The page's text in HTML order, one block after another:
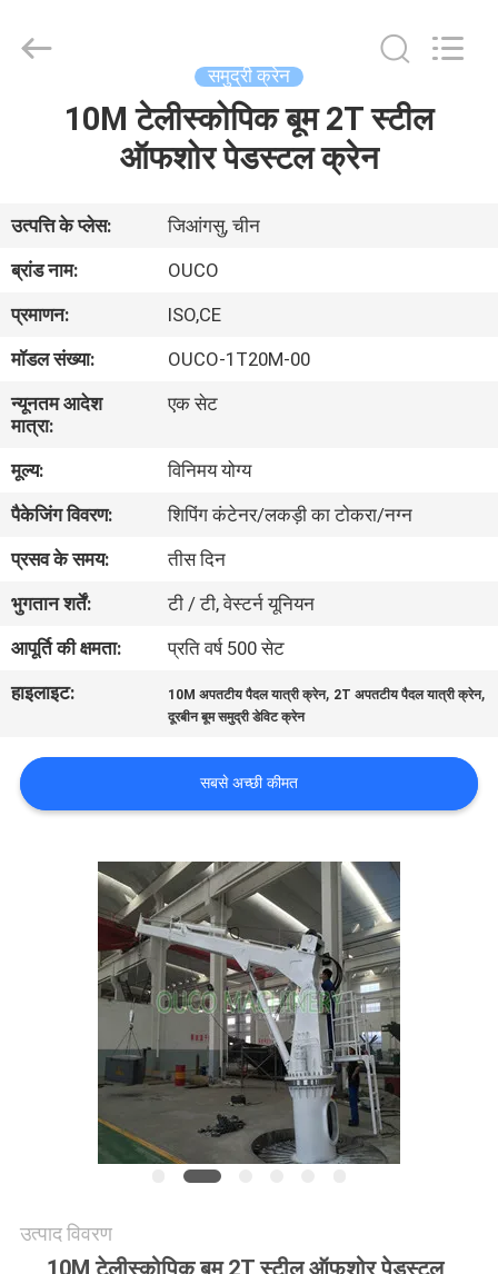
वीडियो
वी.आर.
शो
हमारे
बारे
में
कारखाने
का
नियंत्रण
CONTACT
नीति
GROUP
समुद्री क्रेन
10M टेलीस्कोपिक बूम 2T स्टील
ऑफशोर पेडस्टल क्रेन
उत्पत्ति के प्लेस:
जिआंगसु, चीन
ब्रांड नाम:
OUCO
प्रमाणन:
ISO,CE
मॉडल संख्या:
OUCO-1T20M-00
न्यूनतम आदेश
मात्रा:
एक सेट
मूल्य:
विनिमय योग्य
पैकेजिंग विवरण:
शिपिंग कंटेनर/लकड़ी का टोकरा/नग्न
प्रसव के समय:
तीस दिन
भुगतान शर्तें:
टी / टी, वेस्टर्न यूनियन
आपूर्ति की क्षमता:
प्रति वर्ष 500 सेट
हाइलाइट:
10M अपतटीय पैदल यात्री क्रेन, 2T अपतटीय पैदल यात्री क्रेन,
दूरबीन बूम समुद्री डेविट क्रेन
सबसे अच्छी कीमत
उत्पाद विवरण